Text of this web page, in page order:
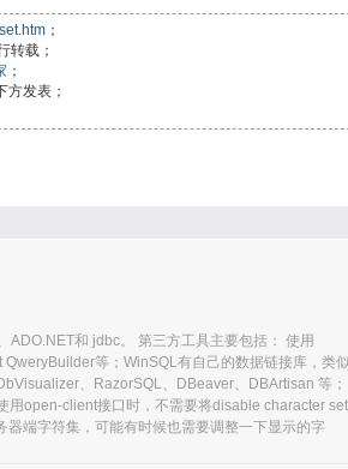
；
转载；
；
方发表；
和 jdbc。 第三方工具主要包括： 使用
等；WinSQL有自己的数据链接库，类
、RazorSQL、DBeaver、DBArtisan 等；
用open-client接口时，不需要将disable character set
端字符集，可能有时候也需要调整一下显示的字